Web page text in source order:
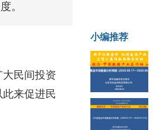
。
民间投资
来促进民
小编推荐